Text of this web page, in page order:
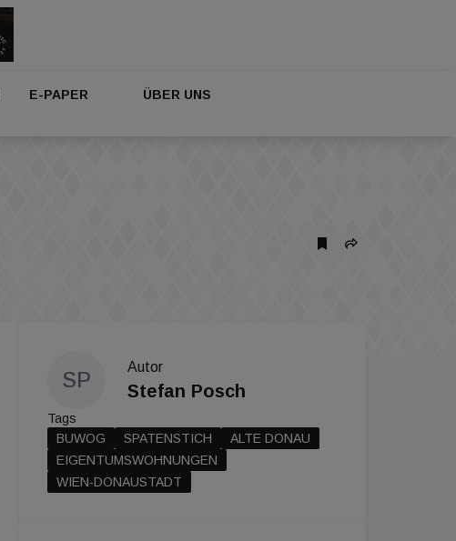
E-PAPER ÜBER UNS
SP
Autor
Stefan Posch
Tags
BUWOG
SPATENSTICH
ALTE DONAU
EIGENTUMSWOHNUNGEN
WIEN-DONAUSTADT